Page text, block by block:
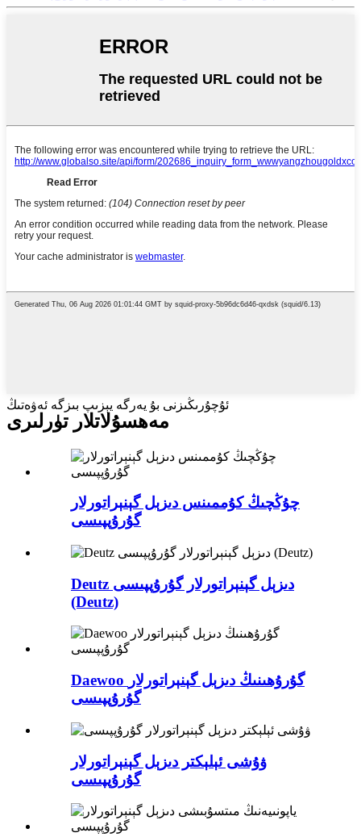
ئۇچۇرىڭىزنى بۇ يەرگە يېزىپ بىزگە ئەۋەتىڭ
مەھسۇلاتلار تۈرلىرى
چۇڭچىڭ كۇممىنس دىزېل گېنېراتورلار
گۇرۇپپىسى
Deutz دىزېل گېنېراتورلار گۇرۇپپىسى
(Deutz)
Daewoo گۇرۇھىنىڭ دىزېل گېنېراتورلار
گۇرۇپپىسى
ۋۇشى ئېلېكتر دىزېل گېنېراتورلار
گۇرۇپپىسى